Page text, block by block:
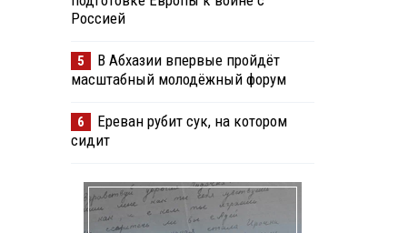
Россией
5
В Абхазии впервые пройдёт
масштабный молодёжный форум
6
Ереван рубит сук, на котором
сидит